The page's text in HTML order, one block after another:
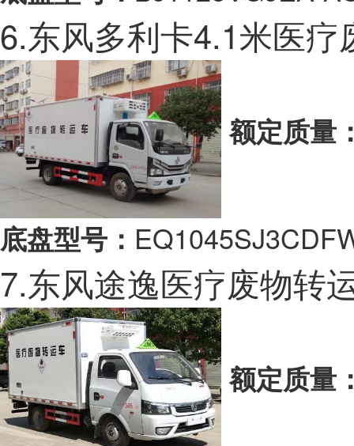
6.东风多利卡4.1米医
额定质量
底盘型号：
7.东风途逸医疗废物转
额定质量